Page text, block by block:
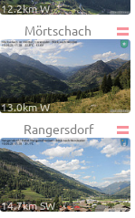
12.2km W
Mörtschach
13.0km W
Rangersdorf
14.7km SW